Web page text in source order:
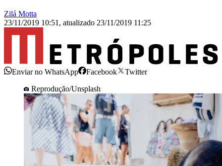
Zilá Motta
23/11/2019 10:51 , atualizado 23/11/2019 11:25
Enviar no WhatsApp Facebook
Twitter
Reprodução/Unsplash